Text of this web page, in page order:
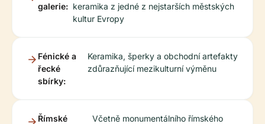
galerie: keramika z jedné z nejstarších městských
kultur Evropy
Fénické a
řecké
sbírky:
Keramika, šperky a obchodní artefakty
zdůrazňující mezikulturní výměnu
Římské
Včetně monumentálního římského